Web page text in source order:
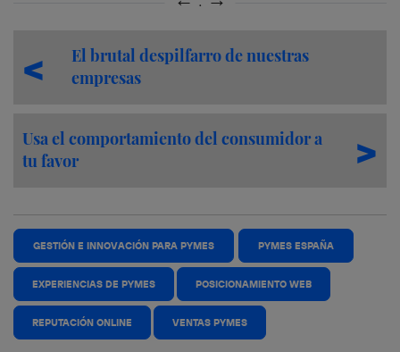
El brutal despilfarro de nuestras
empresas
Usa el comportamiento del consumidor a
tu favor
GESTIÓN E INNOVACIÓN PARA PYMES PYMES ESPAÑA
EXPERIENCIAS DE PYMES POSICIONAMIENTO WEB
REPUTACIÓN ONLINE VENTAS PYMES